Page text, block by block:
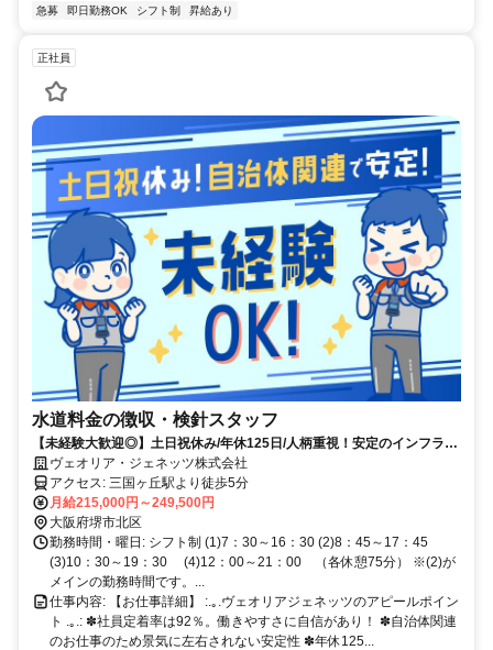
急募 即日勤務OK シフト制 昇給あり
正社員
水道料金の徴収・検針スタッフ
【未経験大歓迎◎】土日祝休み/年休125日/人柄重視！安定のインフラ事
業で新職種にチャレンジ！
ヴェオリア・ジェネッツ株式会社
アクセス: 三国ヶ丘駅より徒歩5分
月給215,000円～249,500円
大阪府堺市北区
勤務時間・曜日: シフト制 (1)7：30～16：30 (2)8：45～17：45
(3)10：30～19：30 (4)12：00～21：00 （各休憩75分） ※(2)が
メインの勤務時間です。...
仕事内容: 【お仕事詳細】 :.｡.ヴェオリアジェネッツのアピールポイン
ト .｡.: ✽社員定着率は92％。働きやすさに自信があり！ ✽自治体関連
のお仕事のため景気に左右されない安定性 ✽年休125...